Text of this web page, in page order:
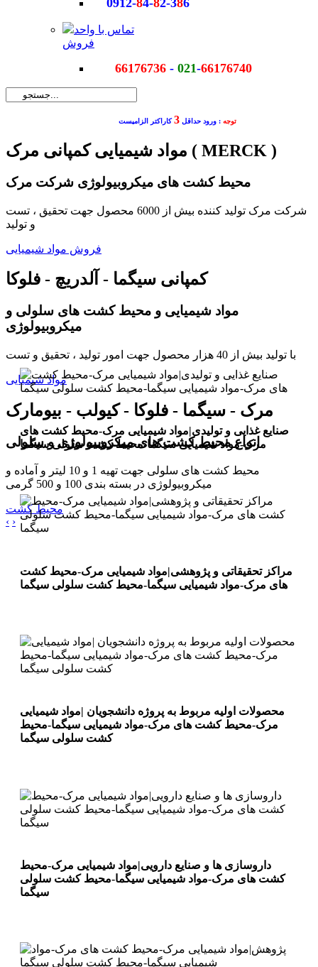
0912-84-82-386
تماس با واحد
فروش
66176736- 021-66176740
توجه : ورود حداقل3کاراکتر الزامیست
مواد شیمیایی کمپانی مرک ( MERCK )
محیط کشت های میکروبیولوژی شرکت مرک
شرکت مرک تولید کننده بیش از 6000 محصول جهت تحقیق ، تست
و تولید
فروش مواد شیمیایی
کمپانی سیگما - آلدریچ - فلوکا
مواد شیمیایی و محیط کشت های سلولی و
میکروبیولوژی
با تولید بیش از 40 هزار محصول جهت امور تولید ، تحقیق و تست
مواد شیمیایی
مرک - سیگما - فلوکا - کیولب - بیومارک
انواع محیط کشت های میکروبیولوژی و سلولی
محیط کشت های سلولی جهت تهیه 1 و 10 لیتر و آماده و
میکروبیولوژی در بسته بندی 100 و 500 گرمی
محیط کشت
‹ ›
صنایع غذایی و تولیدی|مواد شیمیایی مرک-محیط کشت های
مرک-مواد شیمیایی سیگما-محیط کشت سلولی سیگما
مراکز تحقیقاتی و پژوهشی|مواد شیمیایی مرک-محیط کشت
های مرک-مواد شیمیایی سیگما-محیط کشت سلولی سیگما
محصولات اولیه مربوط به پروژه دانشجویان |مواد شیمیایی
مرک-محیط کشت های مرک-مواد شیمیایی سیگما-محیط
کشت سلولی سیگما
داروسازی ها و صنایع دارویی|مواد شیمیایی مرک-محیط
کشت های مرک-مواد شیمیایی سیگما-محیط کشت سلولی
سیگما